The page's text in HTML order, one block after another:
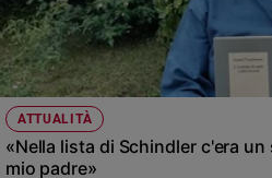
Sport
Interviste
Papa
Papa
ATTUALITÀ
«Nella lista di Schindler c'era
mio padre»